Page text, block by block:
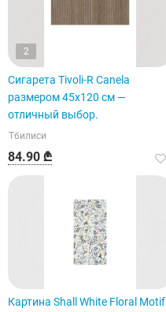
2
Сигарета Tivoli-R Canela
размером 45x120 см —
отличный выбор.
Тбилиси
84.90 ₾
Картина Shall White Floral Motif